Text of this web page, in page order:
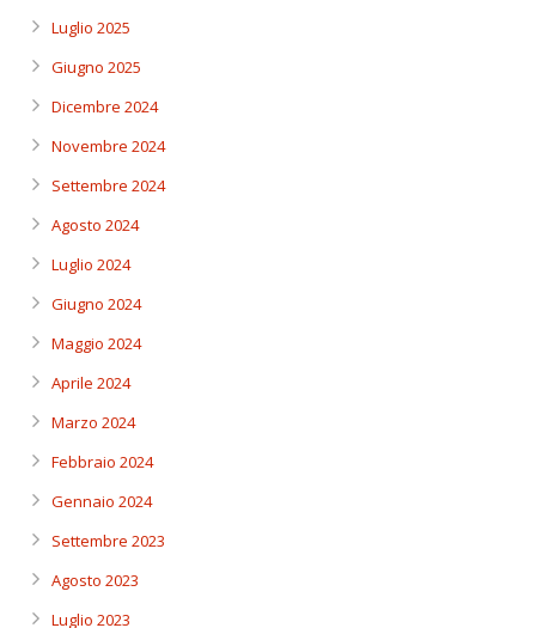
Luglio 2025
Giugno 2025
Dicembre 2024
Novembre 2024
Settembre 2024
Agosto 2024
Luglio 2024
Giugno 2024
Maggio 2024
Aprile 2024
Marzo 2024
Febbraio 2024
Gennaio 2024
Settembre 2023
Agosto 2023
Luglio 2023